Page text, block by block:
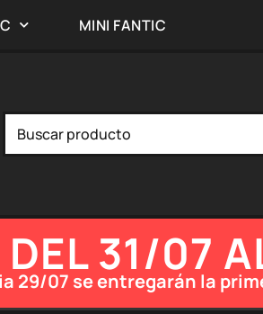
MINI FANTIC
DEL 31/07
29/07 se entregarán la